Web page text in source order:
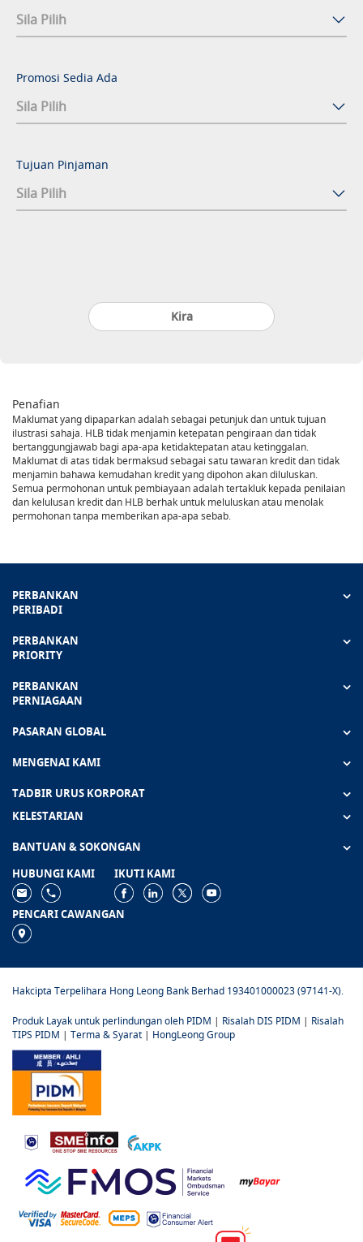
Promosi Sedia Ada
Tujuan Pinjaman
Penafian
Maklumat yang dipaparkan adalah sebagai petunjuk dan untuk tujuan
ilustrasi sahaja. HLB tidak menjamin ketepatan pengiraan dan tidak
bertanggungjawab bagi apa-apa ketidaktepatan atau ketinggalan.
Maklumat di atas tidak bermaksud sebagai satu tawaran kredit dan tidak
menjamin bahawa kemudahan kredit yang dipohon akan diluluskan.
Semua permohonan untuk pembiayaan adalah tertakluk kepada penilaian
dan kelulusan kredit dan HLB berhak untuk meluluskan atau menolak
permohonan tanpa memberikan apa-apa sebab.
PERBANKAN
PERIBADI
PERBANKAN
PRIORITY
PERBANKAN
PERNIAGAAN
PASARAN GLOBAL
MENGENAI KAMI
TADBIR URUS KORPORAT
KELESTARIAN
BANTUAN & SOKONGAN
HUBUNGI KAMI
IKUTI KAMI
PENCARI CAWANGAN
Hakcipta Terpelihara Hong Leong Bank Berhad 193401000023 (97141-X).
Produk Layak untuk perlindungan oleh PIDM | Risalah DIS PIDM | Risalah
TIPS PIDM | Terma & Syarat | HongLeong Group